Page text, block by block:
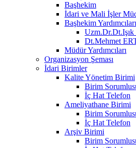
Başhekim
İdari ve Mali İşler
Başhekim Yardımcıları
Dt.Mehmet
Müdür Yardımcıları
Organizasyon Şeması
İdari Birimler
Kalite Yönetim Birimi
Birim
İç Hat Telefon
Ameliyathane Birimi
Birim
İç Hat Telefon
Arşiv Birimi
Birim